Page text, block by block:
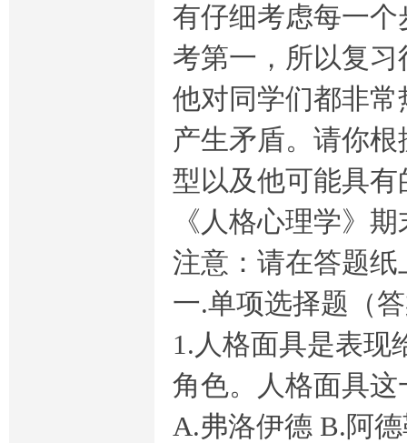
有仔细考虑每一
考第一，所以复
他对同学们都非
产生矛盾。请你
型以及他可能具
《人格心理学》
注意：请在答题
一.单项选择题（
1.人格面具是表现
角色。人格面具
A.弗洛伊德 B.阿